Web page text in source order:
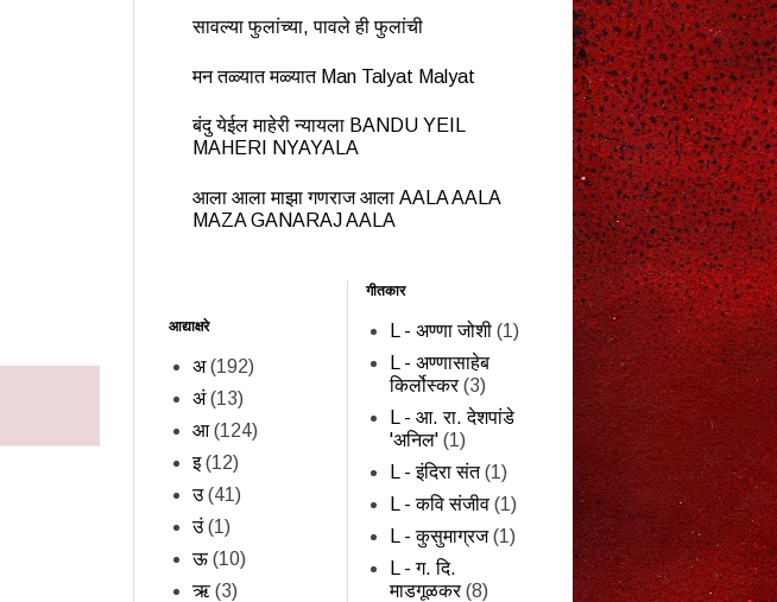
सावल्या फुलांच्या, पावले ही फुलांची
मन तळ्यात मळ्यात Man Talyat Malyat
बंदु येईल माहेरी न्यायला BANDU YEIL
MAHERI NYAYALA
आला आला माझा गणराज आला AALA AALA
MAZA GANARAJ AALA
आद्याक्षरे
अ (192)
अं (13)
आ (124)
इ (12)
उ (41)
उं (1)
ऊ (10)
ऋ (3)
गीतकार
L - अण्णा जोशी (1)
L - अण्णासाहेब
किर्लोस्कर (3)
L - आ. रा. देशपांडे
'अनिल' (1)
L - इंदिरा संत (1)
L - कवि संजीव (1)
L - कुसुमाग्रज (1)
L - ग. दि.
माडगूळकर (8)